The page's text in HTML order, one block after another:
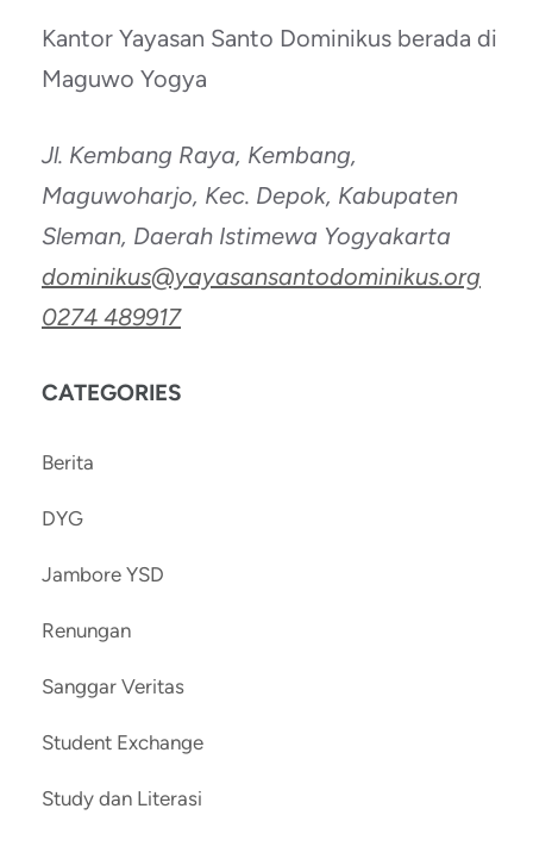
Kantor Yayasan Santo Dominikus berada di
Maguwo Yogya
Jl. Kembang Raya, Kembang,
Maguwoharjo, Kec. Depok, Kabupaten
Sleman, Daerah Istimewa Yogyakarta
dominikus@yayasansantodominikus.org
0274 489917
CATEGORIES
Berita
DYG
Jambore YSD
Renungan
Sanggar Veritas
Student Exchange
Study dan Literasi